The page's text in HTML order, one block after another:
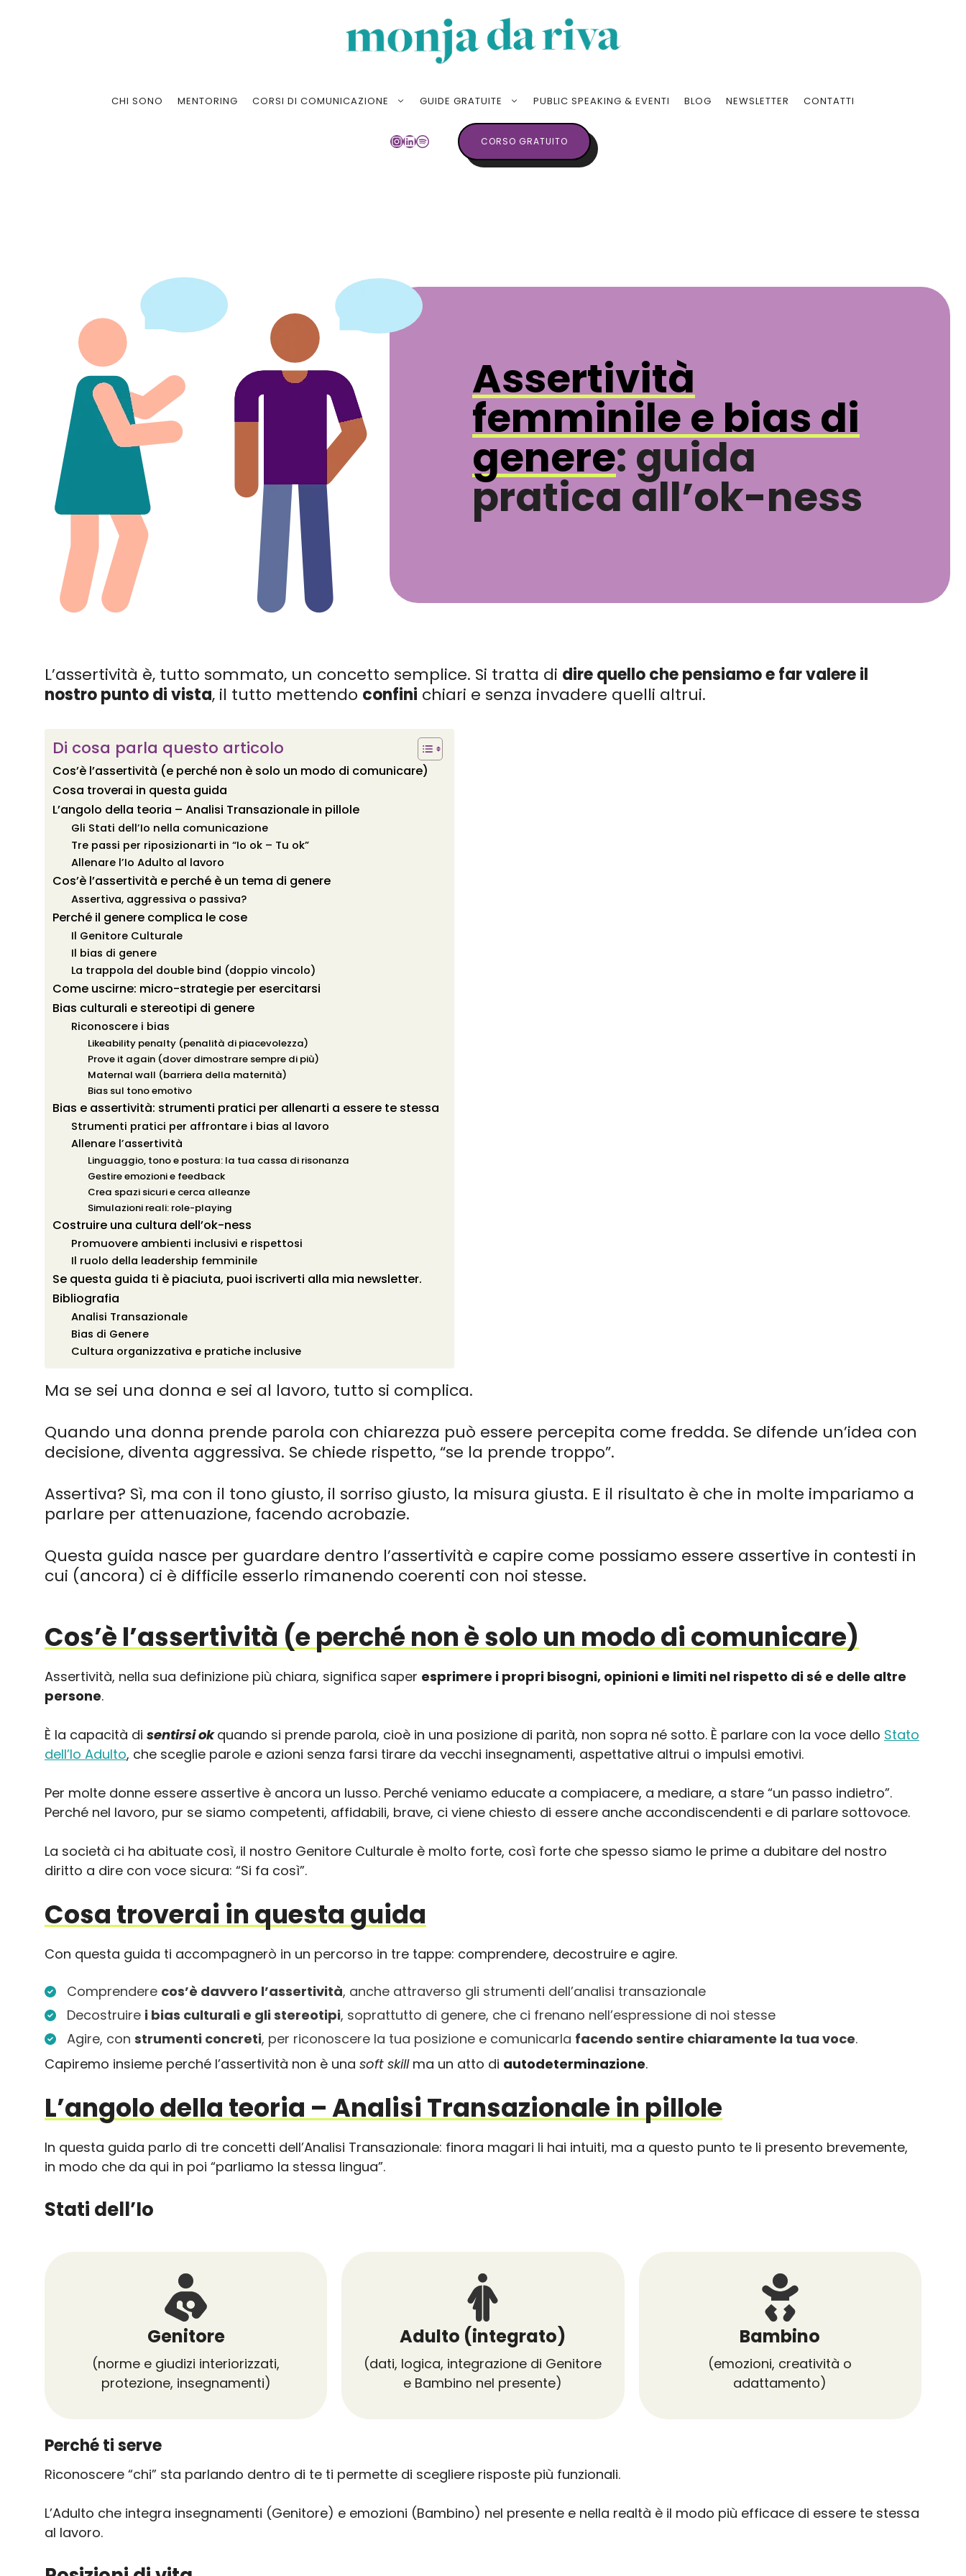
CHI SONO MENTORING CORSI DI COMUNICAZIONE GUIDE GRATUITE PUBLIC SPEAKING & EVENTI BLOG NEWSLETTER CONTATTI
INSTAGRAM
LINKEDIN
SPOTIFYCORSO GRATUITO
Assertività
femminile e bias di
genere: guida
pratica all’ok-ness
L’assertività è, tutto sommato, un concetto semplice. Si tratta di dire quello che pensiamo e far valere il
nostro punto di vista, il tutto mettendo confini chiari e senza invadere quelli altrui.
Di cosa parla questo articolo
Cos’è l’assertività (e perché non è solo un modo di comunicare)
Cosa troverai in questa guida
L’angolo della teoria – Analisi Transazionale in pillole
Gli Stati dell’Io nella comunicazione
Tre passi per riposizionarti in “Io ok – Tu ok”
Allenare l’Io Adulto al lavoro
Cos’è l’assertività e perché è un tema di genere
Assertiva, aggressiva o passiva?
Perché il genere complica le cose
Il Genitore Culturale
Il bias di genere
La trappola del double bind (doppio vincolo)
Come uscirne: micro-strategie per esercitarsi
Bias culturali e stereotipi di genere
Riconoscere i bias
Likeability penalty (penalità di piacevolezza)
Prove it again (dover dimostrare sempre di più)
Maternal wall (barriera della maternità)
Bias sul tono emotivo
Bias e assertività: strumenti pratici per allenarti a essere te stessa
Strumenti pratici per affrontare i bias al lavoro
Allenare l’assertività
Linguaggio, tono e postura: la tua cassa di risonanza
Gestire emozioni e feedback
Crea spazi sicuri e cerca alleanze
Simulazioni reali: role-playing
Costruire una cultura dell’ok-ness
Promuovere ambienti inclusivi e rispettosi
Il ruolo della leadership femminile
Se questa guida ti è piaciuta, puoi iscriverti alla mia newsletter.
Bibliografia
Analisi Transazionale
Bias di Genere
Cultura organizzativa e pratiche inclusive
Ma se sei una donna e sei al lavoro, tutto si complica.
Quando una donna prende parola con chiarezza può essere percepita come fredda. Se difende un’idea con
decisione, diventa aggressiva. Se chiede rispetto, “se la prende troppo”.
Assertiva? Sì, ma con il tono giusto, il sorriso giusto, la misura giusta. E il risultato è che in molte impariamo a
parlare per attenuazione, facendo acrobazie.
Questa guida nasce per guardare dentro l’assertività e capire come possiamo essere assertive in contesti in
cui (ancora) ci è difficile esserlo rimanendo coerenti con noi stesse.
Cos’è l’assertività (e perché non è solo un modo di comunicare)
Assertività, nella sua definizione più chiara, significa saper esprimere i propri bisogni, opinioni e limiti nel rispetto di sé e delle altre
persone.
È la capacità di sentirsi okquando si prende parola, cioè in una posizione di parità, non sopra né sotto. È parlare con la voce dello Stato
dell’Io Adulto, che sceglie parole e azioni senza farsi tirare da vecchi insegnamenti, aspettative altrui o impulsi emotivi.
Per molte donne essere assertive è ancora un lusso. Perché veniamo educate a compiacere, a mediare, a stare “un passo indietro”.
Perché nel lavoro, pur se siamo competenti, affidabili, brave, ci viene chiesto di essere anche accondiscendenti e di parlare sottovoce.
La società ci ha abituate così, il nostro Genitore Culturale è molto forte, così forte che spesso siamo le prime a dubitare del nostro
diritto a dire con voce sicura: “Si fa così”.
Cosa troverai in questa guida
Con questa guida ti accompagnerò in un percorso in tre tappe: comprendere, decostruire e agire.
Comprendere cos’è davvero l’assertività, anche attraverso gli strumenti dell’analisi transazionale
Decostruire i bias culturali e gli stereotipi, soprattutto di genere, che ci frenano nell’espressione di noi stesse
Agire, con strumenti concreti, per riconoscere la tua posizione e comunicarla facendo sentire chiaramente la tua voce.
Capiremo insieme perché l’assertività non è una soft skillma un atto di autodeterminazione.
L’angolo della teoria – Analisi Transazionale in pillole
In questa guida parlo di tre concetti dell’Analisi Transazionale: finora magari li hai intuiti, ma a questo punto te li presento brevemente,
in modo che da qui in poi “parliamo la stessa lingua”.
Stati dell’Io
Genitore
(norme e giudizi interiorizzati,
protezione, insegnamenti)
Adulto (integrato)
(dati, logica, integrazione di Genitore
e Bambino nel presente)
Bambino
(emozioni, creatività o
adattamento)
Perché ti serve
Riconoscere “chi” sta parlando dentro di te ti permette di scegliere risposte più funzionali.
L’Adulto che integra insegnamenti (Genitore) e emozioni (Bambino) nel presente e nella realtà è il modo più efficace di essere te stessa
al lavoro.